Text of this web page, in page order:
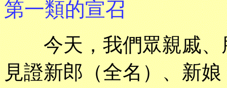
第一類的宣召
今天，我們眾親戚、
見證新郎（全名）、新